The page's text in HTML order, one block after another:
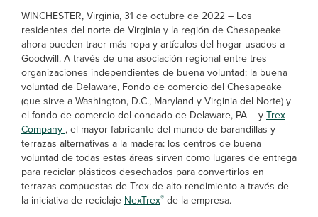
WINCHESTER, Virginia, 31 de octubre de 2022 – Los
residentes del norte de Virginia y la región de Chesapeake
ahora pueden traer más ropa y artículos del hogar usados a
Goodwill. A través de una asociación regional entre tres
organizaciones independientes de buena voluntad: la buena
voluntad de Delaware, Fondo de comercio del Chesapeake
(que sirve a Washington, D.C., Maryland y Virginia del Norte) y
el fondo de comercio del condado de Delaware, PA – yTrex
Company , el mayor fabricante del mundo de barandillas y
terrazas alternativas a la madera: los centros de buena
voluntad de todas estas áreas sirven como lugares de entrega
para reciclar plásticos desechados para convertirlos en
terrazas compuestas de Trex de alto rendimiento a través de
la iniciativa de reciclaje NexTrex® de la empresa.